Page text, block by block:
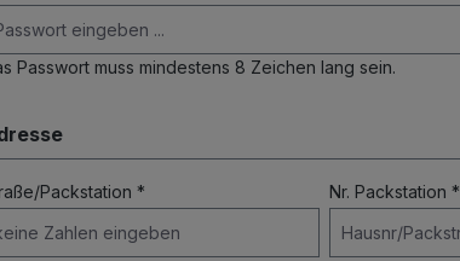
Passwort muss mindestens 8 Zeichen lang sein.
Packstation * Nr. Packstation *